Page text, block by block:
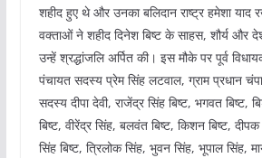
शहीद हुए थे और उनका बलिदान राष्ट्र हमेशा याद
वक्ताओं ने शहीद दिनेश बिष्ट के साहस, शौर्य और
उन्हें श्रद्धांजलि अर्पित की। इस मौके पर पूर्व
पंचायत सदस्य प्रेम सिंह लटवाल, ग्राम प्रधान
सदस्य दीपा देवी, राजेंद्र सिंह बिष्ट, भगवत बिष्ट,
बिष्ट, वीरेंद्र सिंह, बलवंत बिष्ट, किशन बिष्ट,
सिंह बिष्ट, त्रिलोक सिंह, भुवन सिंह, भूपाल सिंह,